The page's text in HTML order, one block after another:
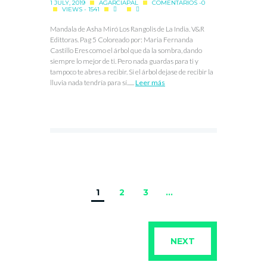
1 JULY, 2019 AGARCIAPAL
COMENTARIOS -0
VIEWS - 1541
Mandala de Asha Miró Los Rangolis de La India. V&R
Edittoras. Pag 5 Coloreado por: Maria Fernanda
Castillo Eres como el árbol que da la sombra, dando
siempre lo mejor de ti. Pero nada guardas para ti y
tampoco te abres a recibir. Si el árbol dejase de recibir la
lluvia nada tendría para sí...... Leer más
1 2 3 …
NEXT